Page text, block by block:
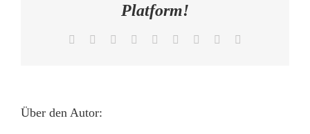
Platform!
Facebook Reddit LinkedInWhatsApp
TumblrPinterest
Über den Autor: